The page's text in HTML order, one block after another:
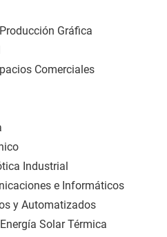
Gráfica
Comerciales
Industrial
e Informáticos
y Automatizados
Solar Térmica